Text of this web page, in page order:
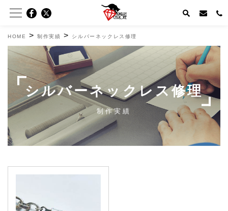
HOME >制作実績 > シルバーネックレス修理
シルバーネックレス修理
制作実績